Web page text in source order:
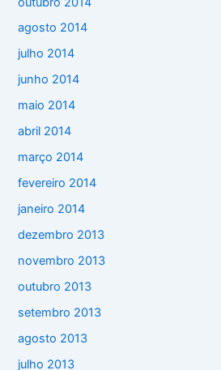
agosto 2014
julho 2014
junho 2014
maio 2014
abril 2014
março 2014
fevereiro 2014
janeiro 2014
dezembro 2013
novembro 2013
outubro 2013
setembro 2013
agosto 2013
julho 2013